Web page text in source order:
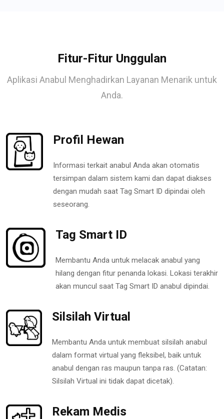
Fitur-Fitur Unggulan
Aplikasi Anabul Menghadirkan Layanan Menarik untuk
Anda.
Profil Hewan
Informasi terkait anabul Anda akan otomatis
tersimpan dalam sistem kami dan dapat diakses
dengan mudah saat Tag Smart ID dipindai oleh
seseorang.
Tag Smart ID
Membantu Anda untuk melacak anabul yang
hilang dengan fitur penanda lokasi. Lokasi terakhir
akan muncul saat Tag Smart ID anabul dipindai.
Silsilah Virtual
Membantu Anda untuk membuat silsilah anabul
dalam format virtual yang fleksibel, baik untuk
anabul dengan ras maupun tanpa ras. (Catatan:
Silsilah Virtual ini tidak dapat dicetak).
Rekam Medis